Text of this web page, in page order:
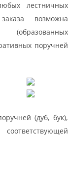
лестничных
возможна
поручней
(дуб, бук),